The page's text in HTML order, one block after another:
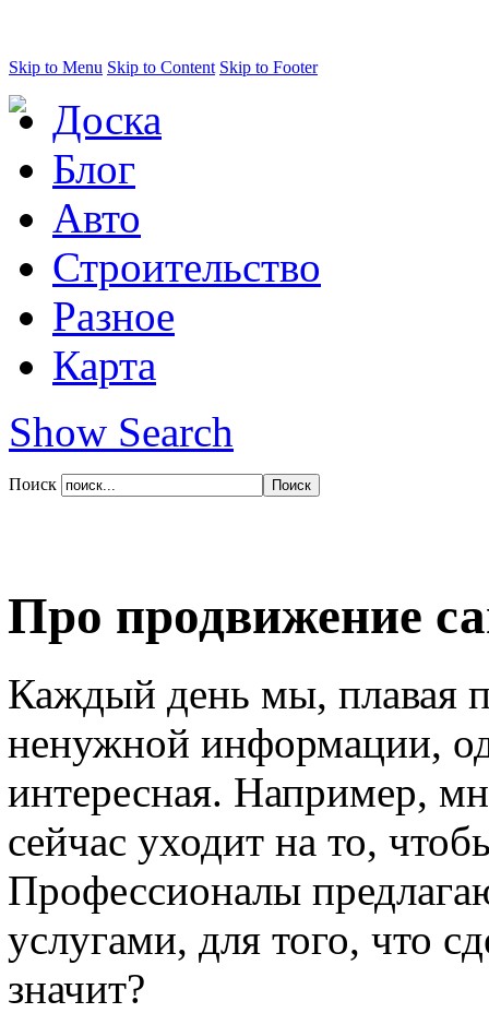
Skip to Menu Skip to Content Skip to Footer
Доска
Блог
Авто
Строительство
Разное
Карта
Show Search
Поиск
Про продвижение
Каждый день мы, плавая
ненужной информации,
интересная. Например,
сейчас уходит на то,
Профессионалы
услугами, для того, что
значит?